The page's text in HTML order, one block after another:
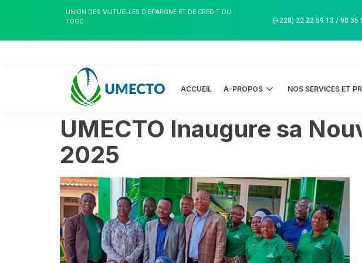
UNION DES MUTUELLES D’EPARGNE ET DE CREDIT DU
TOGO
(+228) 22 22 59 13 / 90 35
ACCUEIL À-PROPOS NOS SERVICES ET
UMECTO Inaugure sa
2025